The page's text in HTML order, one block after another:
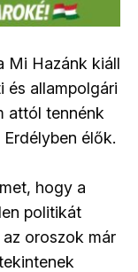
Mi Hazánk kiáll
és allampolgári
attól tennénk
élők.
hogy a
politikát
oroszok már